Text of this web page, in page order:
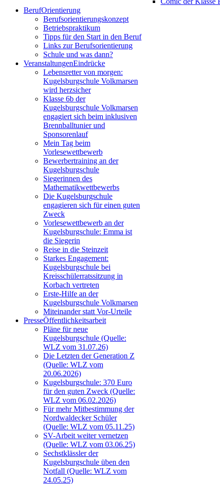
BerufOrientierung
Berufsorientierungskonzept
Betriebspraktikum
Tipps für den Start in den Beruf
Links zur Berufsorientierung
Schule und was dann?
VeranstaltungenEindrücke
Lebensretter von morgen:
Kugelsburgschule Volkmarsen
wird herzsicher
Klasse 6b der
Kugelsburgschule Volkmarsen
engagiert sich beim inklusiven
Brennballtunier und
Sponsorenlauf
Mein Tag beim
Vorlesewettbewerb
Bewerbertraining an der
Kugelsburgschule
Siegerinnen des
Mathematikwettbewerbs
Die Kugelsburgschule
engagieren sich für einen guten
Zweck
Vorlesewettbewerb an der
Kugelsburgschule: Emma ist
die Siegerin
Reise in die Steinzeit
Starkes Engagement:
Kugelsburgschule bei
Kreisschülerratssitzung in
Korbach vertreten
Erste-Hilfe an der
Kugelsburgschule Volkmarsen
Miteinander statt Vor-Urteile
PresseÖffentlichkeitsarbeit
Pläne für neue
Kugelsburgschule (Quelle:
WLZ vom 31.07.26)
Die Letzten der Generation Z
(Quelle: WLZ vom
20.06.2026)
Kugelsburgschule: 370 Euro
für den guten Zweck (Quelle:
WLZ vom 06.02.2026)
Für mehr Mitbestimmung der
Nordwaldecker Schüler
(Quelle: WLZ vom 05.11.25)
SV-Arbeit weiter vernetzen
(Quelle: WLZ vom 03.06.25)
Sechstklässler der
Kugelsburgschule üben den
Notfall (Quelle: WLZ vom
24.05.25)